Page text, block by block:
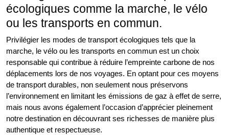
écologiques comme la marche, le vélo
ou les transports en commun.
Privilégier les modes de transport écologiques tels que la
marche, le vélo ou les transports en commun est un choix
responsable qui contribue à réduire l’empreinte carbone de nos
déplacements lors de nos voyages. En optant pour ces moyens
de transport durables, non seulement nous préservons
l’environnement en limitant les émissions de gaz à effet de serre,
mais nous avons également l’occasion d’apprécier pleinement
notre destination en découvrant ses richesses de manière plus
authentique et respectueuse.